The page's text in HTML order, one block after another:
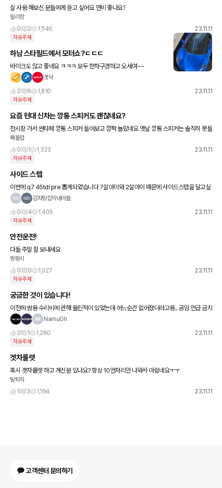
실 사용 해보신 분들에게 듣고 싶어요 연비 좋나요?
릴리향
0
2 1,546 23.11.11
자유주제
하남 스타필드에서 모터쇼?ㄷㄷㄷ
바이크도 많고 좋네요 ㅋㅋㅋ 모두 한차구경하고 오세여~~
겟덕
2
6 1,810 23.11.11
자유주제
요즘 현대 신차는 깡통 스피커도 괜찮네요?
전시장 가서 싼타페 깡통 스피커 들어보고 깜짝 놀랐네요 옛날 깡통 스피커는 솔직히 못들
어줄 수준이었는데 이제는 나름 스테이지감도 있더라고요? 물론 좋은 소리라는건 아니지
만 옛날 차들 옵션 스
째둘럽
0
1 1,323 23.11.11
자유주제
사이드 스텝
이번에 q7 45tdi pre 뽑게되었습니다 7살아이와 2살아이 때문에 사이드스텝을 달고싶
은데 딜러가 말하길 센터에서 안하면 보증수리에 문제가 될수 있다 아우디 센터를 이용하
감자탕집막내아들
0
4 1,405 23.11.11
자유주제
안전운전!
다들 주말 잘 보내세요
팡팡시
0
0 1,027 23.11.11
자유주제
궁금한 것이 있습니다!
이전에 쌍용 수리비에 관해 올린적이 있었는데 어느순간 없어졌더라고용.. 공임 언급 금지
인가요??
NamuOh
2
1 1,260 23.11.11
자유주제
겟차룰렛
혹시 겟차룰렛 하고 계신분 있나요? 항상 10언저리안 나와서 아쉽네요ㅜㅜ
탈퇴자
1
3 1,194 23.11.11
고객센터 문의하기